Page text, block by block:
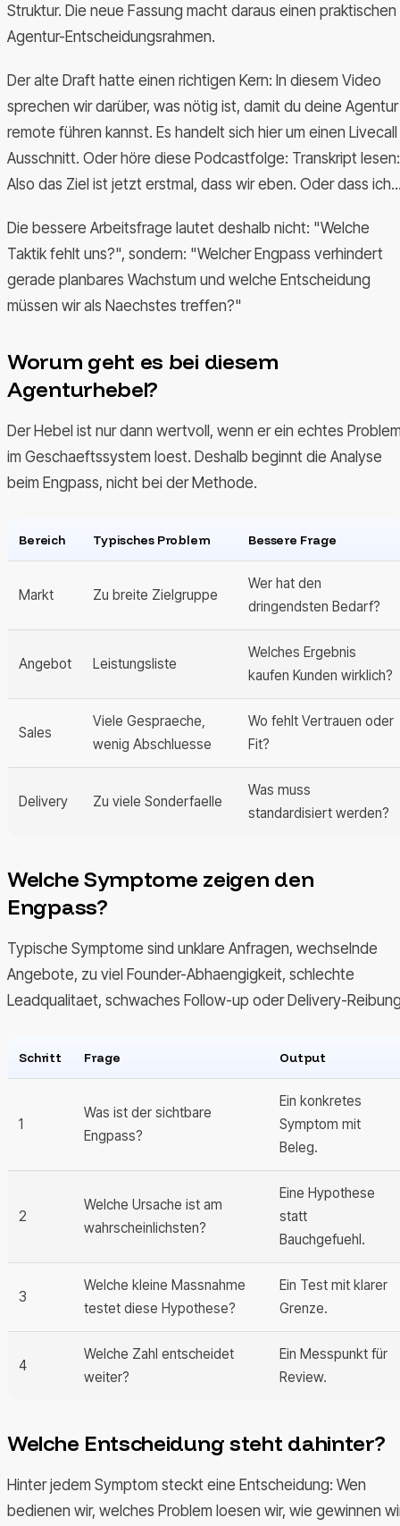
Struktur. Die neue Fassung macht daraus einen praktischen
Agentur-Entscheidungsrahmen.
Der alte Draft hatte einen richtigen Kern: In diesem Video
sprechen wir darüber, was nötig ist, damit du deine Agentur
remote führen kannst. Es handelt sich hier um einen Livecall
Ausschnitt. Oder höre diese Podcastfolge: Transkript lesen:
Also das Ziel ist jetzt erstmal, dass wir eben. Oder dass
Die bessere Arbeitsfrage lautet deshalb nicht: "Welche
Taktik fehlt uns?", sondern: "Welcher Engpass verhindert
gerade planbares Wachstum und welche Entscheidung
müssen wir als Naechstes treffen?"
Worum geht es bei diesem
Agenturhebel?
Der Hebel ist nur dann wertvoll, wenn er ein echtes
im Geschaeftssystem loest. Deshalb beginnt die Analyse
beim Engpass, nicht bei der Methode.
Bereich Typisches Problem Bessere Frage
Markt Zu breite Zielgruppe
Wer hat den
dringendsten Bedarf?
Angebot Leistungsliste
Welches Ergebnis
kaufen Kunden wirklich?
Sales
Viele Gespraeche,
wenig Abschluesse
Wo fehlt Vertrauen oder
Fit?
Delivery Zu viele Sonderfaelle
Was muss
standardisiert werden?
Welche Symptome zeigen den
Engpass?
Typische Symptome sind unklare Anfragen, wechselnde
Angebote, zu viel Founder-Abhaengigkeit, schlechte
Leadqualitaet, schwaches Follow-up oder Delivery-
Schritt Frage Output
1
Was ist der sichtbare
Engpass?
Ein konkretes
Symptom mit
Beleg.
2
Welche Ursache ist am
wahrscheinlichsten?
Eine Hypothese
statt
Bauchgefuehl.
3
Welche kleine Massnahme
testet diese Hypothese?
Ein Test mit klarer
Grenze.
4
Welche Zahl entscheidet
weiter?
Ein Messpunkt für
Review.
Welche Entscheidung steht dahinter?
Hinter jedem Symptom steckt eine Entscheidung: Wen
bedienen wir, welches Problem loesen wir, wie gewinnen